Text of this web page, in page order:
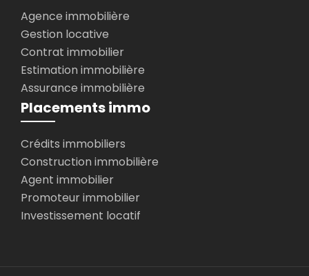
Agence immobilière
Gestion locative
Contrat immobilier
Estimation immobilière
Assurance immobilière
Placements immo
Crédits immobiliers
Construction immobilière
Agent immobilier
Promoteur immobilier
Investissement locatif